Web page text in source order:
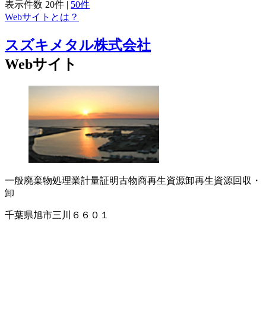
表示件数 20件 | 50件
Webサイトとは？
スズキメタル株式会社
Webサイト
一般廃棄物処理業計量証明古物商再生資源卸再生資源回収・
卸
千葉県旭市三川６６０１